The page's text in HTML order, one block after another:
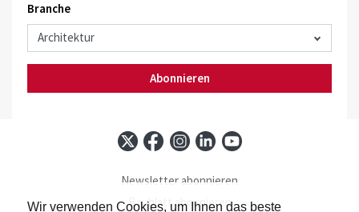
Wir verwenden Cookies, um Ihnen das beste
Branche
Abonnieren
Newsletter abonnieren
Baublatt abonnieren